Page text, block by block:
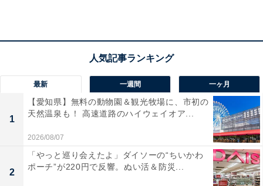
良橋南・川原町」バス停下車徒歩約2分／JR・名鉄岐阜
駅よりタクシーで約15分／東海環状自動車道 岐阜ICより
約15分／山県ICより約20分／東海北陸自動車道 岐阜各務
原ICより約30分／名神高速道路 岐阜羽島ICより約50分
料金
大人1名（参考価格）：1万450円
最新 一週間 一ヶ月
1
【愛知県】無料の動物園＆観光牧場に、市初の
天然温泉も！ 高速道路のハイウェイオア...
2026/08/07
2
「やっと巡り会えたよ」ダイソーの“ちいかわ
ポーチ”が220円で反響。ぬい活＆防災...